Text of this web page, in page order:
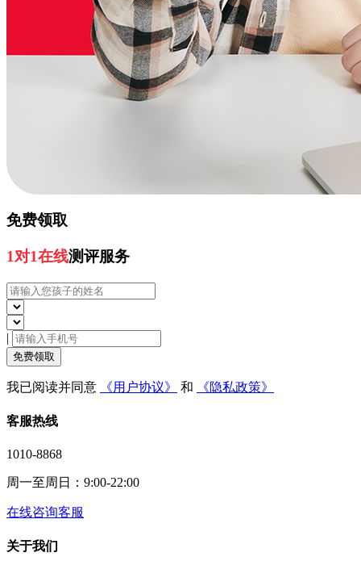
免费领取
1对1在线测评服务
|
免费领取
我已阅读并同意 《用户协议》 和 《隐私政策》
客服热线
1010-8868
周一至周日：9:00-22:00
在线咨询客服
关于我们